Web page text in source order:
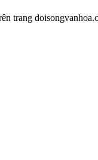
trang